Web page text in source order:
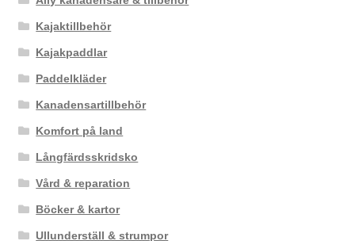
Kajaktillbehör
Kajakpaddlar
Paddelkläder
Kanadensartillbehör
Komfort på land
Långfärdsskridsko
Vård & reparation
Böcker & kartor
Ullunderställ & strumpor